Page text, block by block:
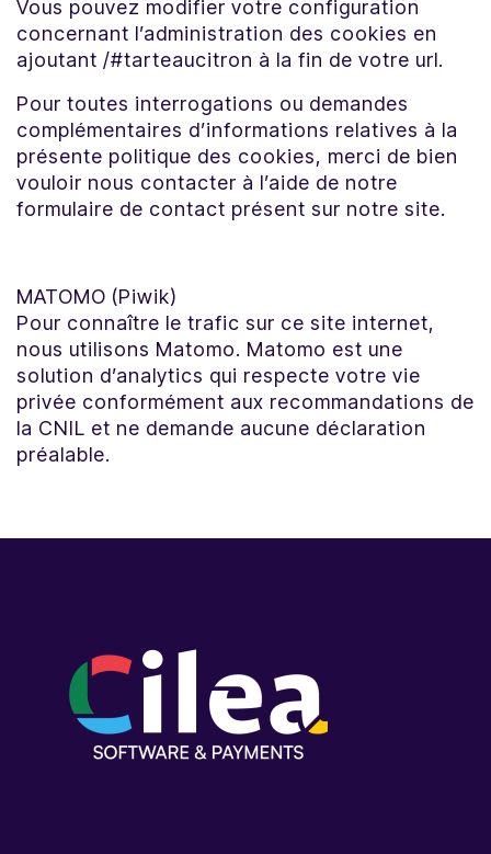
Vous pouvez modifier votre configuration
concernant l’administration des cookies en
ajoutant /#tarteaucitron à la fin de votre url.
Pour toutes interrogations ou demandes
complémentaires d’informations relatives à la
présente politique des cookies, merci de bien
vouloir nous contacter à l’aide de notre
formulaire de contact présent sur notre site.
MATOMO (Piwik)
Pour connaître le trafic sur ce site internet,
nous utilisons Matomo. Matomo est une
solution d’analytics qui respecte votre vie
privée conformément aux recommandations de
la CNIL et ne demande aucune déclaration
préalable.